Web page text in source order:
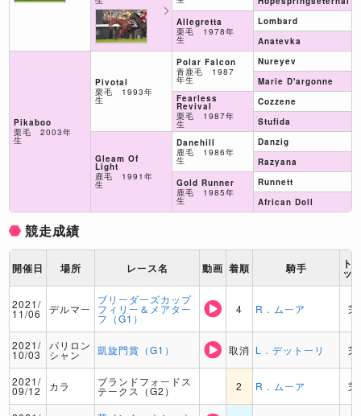
Pikaboo
栗毛 2003年
生
Pivotal
栗毛 1993年
生
Gleam Of
Light
鹿毛 1991年
生
Allegretta
栗毛 1978年
生
Polar Falcon
青鹿毛 1987
年生
Fearless
Revival
栗毛 1987年
生
Danehill
鹿毛 1986年
生
Gold Runner
鹿毛 1985年
生
Lombard
Anatevka
Nureyev
Marie D'argonne
Cozzene
Stufida
Danzig
Razyana
Runnett
African Doll
競走成績
開催日 場所 レース名 動画 着順 騎手 ト
ッ
2021/
11/06 デルマー
ブリーダーズカップ
フィリー＆メアター
フ（G1）
4 R．ムーア 芝
2021/
10/03
パリロン
シャン 凱旋門賞（G1） 取消 L．デットーリ 芝
2021/
09/12 カラ ブランドフォードス
テークス（G2） 2 R．ムーア 芝